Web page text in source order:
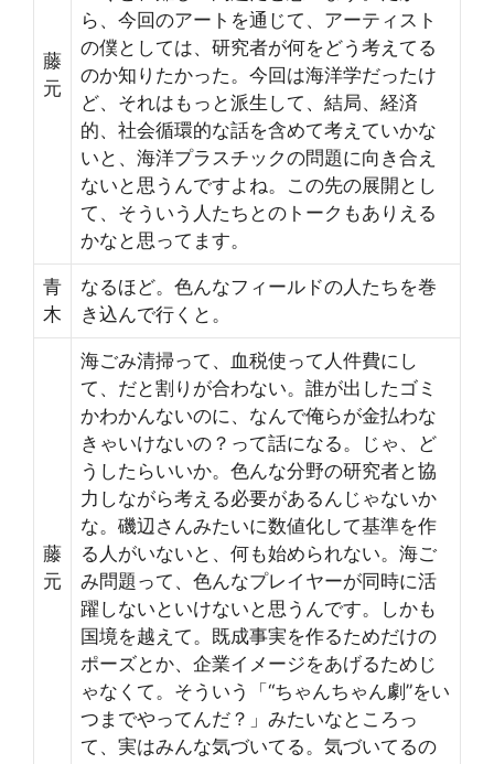
藤
元
ら、今回のアートを通じて、アーティスト
の僕としては、研究者が何をどう考えてる
のか知りたかった。今回は海洋学だったけ
ど、それはもっと派生して、結局、経済
的、社会循環的な話を含めて考えていかな
いと、海洋プラスチックの問題に向き合え
ないと思うんですよね。この先の展開とし
て、そういう人たちとのトークもありえる
かなと思ってます。
青
木
なるほど。色んなフィールドの人たちを巻
き込んで行くと。
藤
元
海ごみ清掃って、血税使って人件費にし
て、だと割りが合わない。誰が出したゴミ
かわかんないのに、なんで俺らが金払わな
きゃいけないの？って話になる。じゃ、ど
うしたらいいか。色んな分野の研究者と協
力しながら考える必要があるんじゃないか
な。磯辺さんみたいに数値化して基準を作
る人がいないと、何も始められない。海ご
み問題って、色んなプレイヤーが同時に活
躍しないといけないと思うんです。しかも
国境を越えて。既成事実を作るためだけの
ポーズとか、企業イメージをあげるためじ
ゃなくて。そういう「“ちゃんちゃん劇”をい
つまでやってんだ？」みたいなところっ
て、実はみんな気づいてる。気づいてるの